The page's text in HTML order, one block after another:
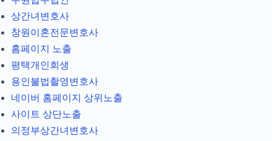
상간녀변호사
창원이혼전문변호사
홈페이지 노출
평택개인회생
용인불법촬영변호사
네이버 홈페이지 상위노출
사이트 상단노출
의정부상간녀변호사